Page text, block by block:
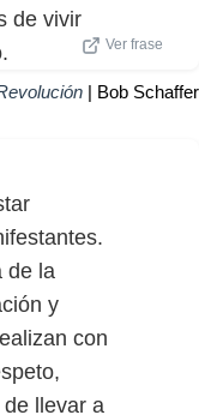
de vivir
Ver frase
| Bob Schaffer
de la
y
con
llevar a